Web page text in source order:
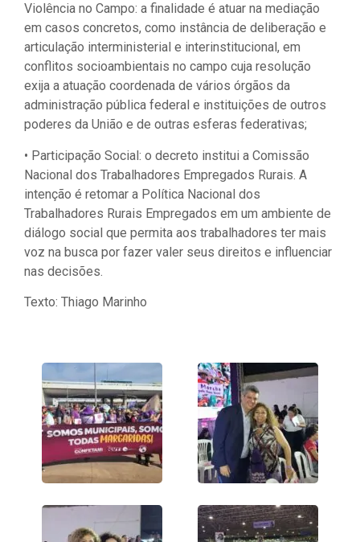
Violência no Campo: a finalidade é atuar na mediação
em casos concretos, como instância de deliberação e
articulação interministerial e interinstitucional, em
conflitos socioambientais no campo cuja resolução
exija a atuação coordenada de vários órgãos da
administração pública federal e instituições de outros
poderes da União e de outras esferas federativas;
• Participação Social: o decreto institui a Comissão
Nacional dos Trabalhadores Empregados Rurais. A
intenção é retomar a Política Nacional dos
Trabalhadores Rurais Empregados em um ambiente de
diálogo social que permita aos trabalhadores ter mais
voz na busca por fazer valer seus direitos e influenciar
nas decisões.
Texto: Thiago Marinho